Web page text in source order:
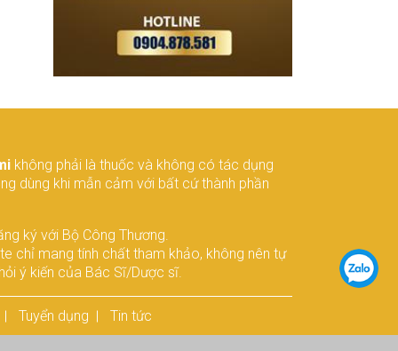
không phải là thuốc và không có tác dụng
dùng khi mẫn cảm với bất cứ thành phần
ký với Bộ Công Thương.
chỉ mang tính chất tham khảo, không nên tự
ý kiến của Bác Sĩ/Dược sĩ.
Tuyển dụng Tin tức